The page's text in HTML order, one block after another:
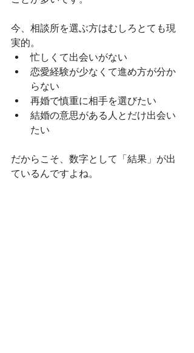
今、相談所を選ぶ方はむしろとても現
実的。
忙しくて出会いがない
恋愛経験が少なくて進め方が分か
らない
再婚で慎重に相手を選びたい
結婚の意思がある人とだけ出会い
たい
だからこそ、数字として「結果」が出
ているんですよね。